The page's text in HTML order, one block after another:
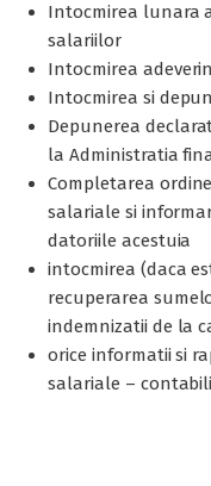
Intocmirea lunara
salariilor
Intocmirea
Intocmirea si
Depunerea
la Administratia
Completarea
salariale si
datoriile acestuia
intocmirea (daca
recuperarea
indemnizatii de la
orice informatii si
salariale –